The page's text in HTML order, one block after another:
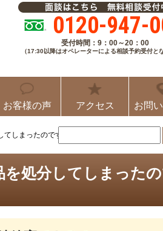
0120-947-
受付時間：9：00～20：00
（17:30以降はオペレーターによる相談予約受付と
お客様の声 アクセス お問
しまったのですが、相続放棄できますか？
を処分してしまった